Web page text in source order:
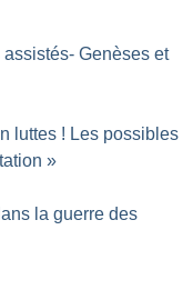
Genèses et
luttes ! Les possibles
»
la guerre des